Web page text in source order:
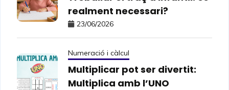
realment necessari?
23/06/2026
Numeració i càlcul
Multiplicar pot ser divertit:
Multiplica amb l’UNO